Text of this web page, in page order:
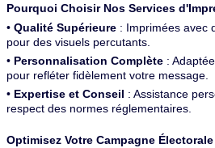
Pourquoi Choisir Nos Services
• Qualité Supérieure : Imprimées avec
pour des visuels percutants.
• Personnalisation Complète :
pour refléter fidèlement votre message.
• Expertise et Conseil : Assistance
respect des normes réglementaires.
Optimisez Votre Campagne